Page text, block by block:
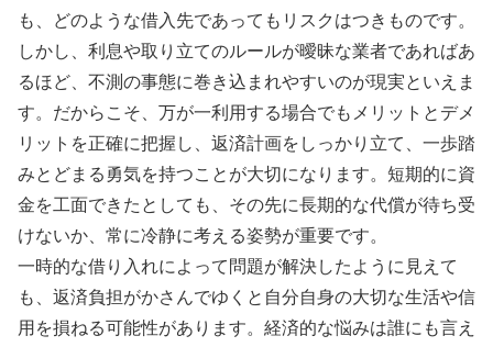
も、どのような借入先であってもリスクはつきものです。
しかし、利息や取り立てのルールが曖昧な業者であればあ
るほど、不測の事態に巻き込まれやすいのが現実といえま
す。だからこそ、万が一利用する場合でもメリットとデメ
リットを正確に把握し、返済計画をしっかり立て、一歩踏
みとどまる勇気を持つことが大切になります。短期的に資
金を工面できたとしても、その先に長期的な代償が待ち受
けないか、常に冷静に考える姿勢が重要です。
一時的な借り入れによって問題が解決したように見えて
も、返済負担がかさんでゆくと自分自身の大切な生活や信
用を損ねる可能性があります。経済的な悩みは誰にも言え